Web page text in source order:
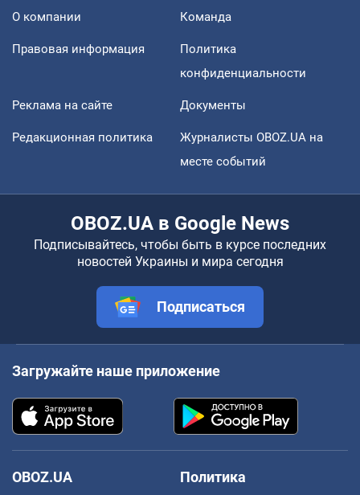
О компании Команда
Правовая информация
Политика
конфиденциальности
Реклама на сайте Документы
Редакционная политика
Журналисты OBOZ.UA на
месте событий
OBOZ.UA в Google News
Подписывайтесь, чтобы быть в курсе последних
новостей Украины и мира сегодня
Подписаться
Загружайте наше приложение
OBOZ.UA
Политика